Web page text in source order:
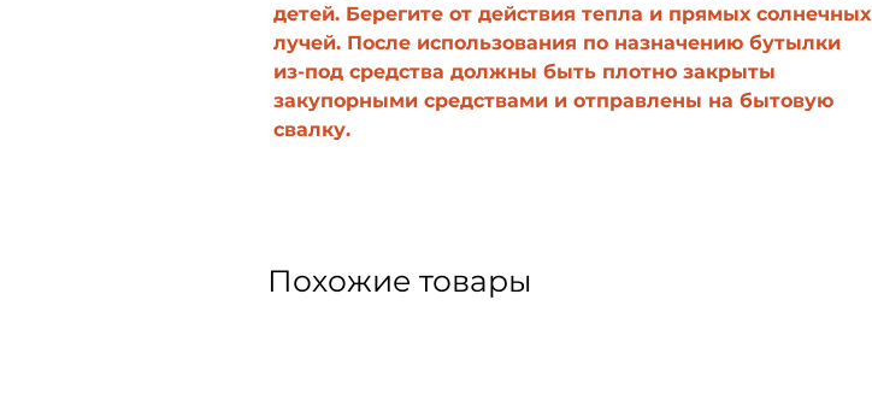
детей. Берегите от действия тепла и прямых солнечных
лучей. После использования по назначению бутылки
из-под средства должны быть плотно закрыты
закупорными средствами и отправлены на бытовую
свалку.
Похожие товары